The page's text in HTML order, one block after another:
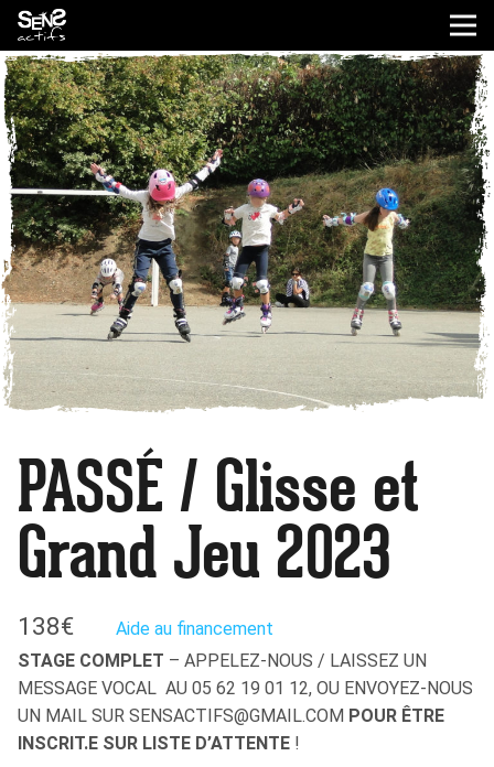
PASSÉ / Glisse et
Grand Jeu 2023
138€
Aide au financement
STAGE COMPLET – APPELEZ-NOUS / LAISSEZ UN
MESSAGE VOCAL AU 05 62 19 01 12, OU ENVOYEZ-NOUS
UN MAIL SUR SENSACTIFS@GMAIL.COM POUR ÊTRE
INSCRIT.E SUR LISTE D’ATTENTE !